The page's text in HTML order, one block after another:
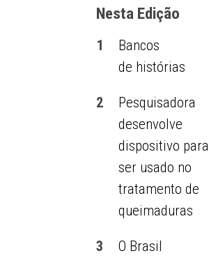
Nesta Edição
1
Bancos
de histórias
2
Pesquisadora
desenvolve
dispositivo para
ser usado no
tratamento de
queimaduras
3
O Brasil